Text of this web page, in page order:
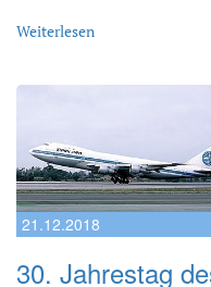
Weiterlesen
21.12.2018
30. Jahrestag